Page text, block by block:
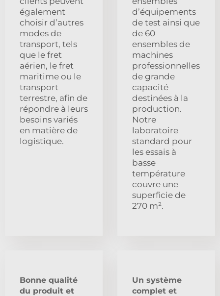
également
choisir d’autres
modes de
transport, tels
que le fret
aérien, le fret
maritime ou le
transport
terrestre, afin de
répondre à leurs
besoins variés
en matière de
logistique.
d’équipements
de test ainsi que
de 60
ensembles de
machines
professionnelles
de grande
capacité
destinées à la
production.
Notre
laboratoire
standard pour
les essais à
basse
température
couvre une
superficie de
270 m².
Bonne qualité
du produit et
Un système
complet et